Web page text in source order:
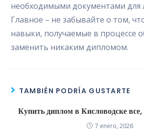
необходимыми документами для
Главное – не забывайте о том,
навыки, получаемые в процессе
заменить никаким дипломом.
TAMBIÉN PODRÍA GUSTARTE
Купить диплом в Кисловодске
7 enero, 2026